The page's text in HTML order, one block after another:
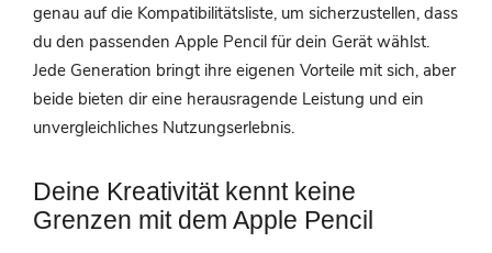
genau auf die Kompatibilitätsliste, um sicherzustellen, dass
du den passenden Apple Pencil für dein Gerät wählst.
Jede Generation bringt ihre eigenen Vorteile mit sich, aber
beide bieten dir eine herausragende Leistung und ein
unvergleichliches Nutzungserlebnis.
Deine Kreativität kennt keine
Grenzen mit dem Apple Pencil